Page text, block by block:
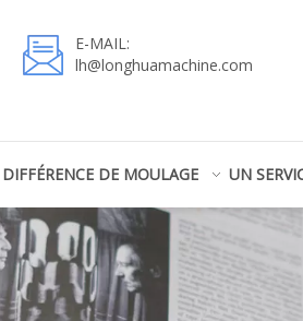
E-MAIL:
lh@longhuamachine.com
DIFFÉRENCE DE MOULAGE UN